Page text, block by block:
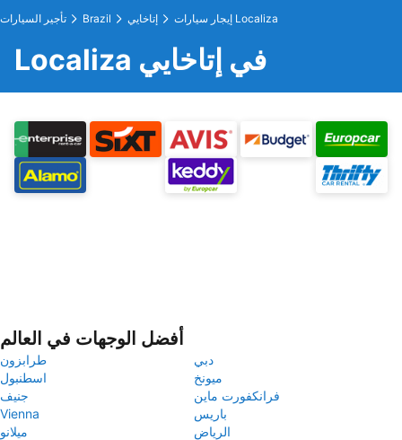
تأجير السيارات Brazil إتاخايي إيجار سيارات Localiza
Localiza في إتاخايي
أفضل الوجهات في العالم
طرابزون
دبي
اسطنبول
ميونخ
جنيف
فرانكفورت ماين
Vienna
باريس
ميلانو
الرياض